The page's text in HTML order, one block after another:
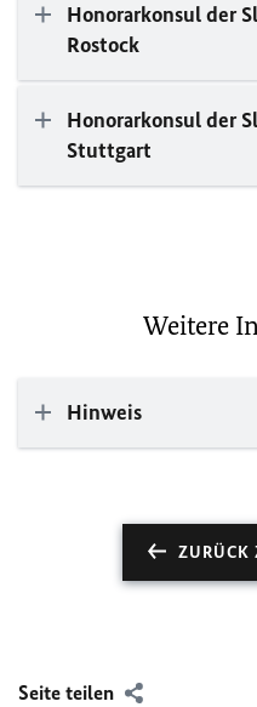
Honorarkonsul der
Rostock
Honorarkonsul der
Stuttgart
Weitere
Hinweis
ZURÜCK
Seite teilen